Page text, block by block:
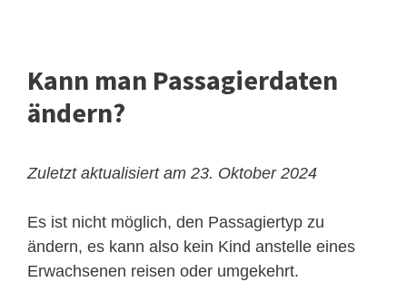
Kann man Passagierdaten
ändern?
Zuletzt aktualisiert am 23. Oktober 2024
Es ist nicht möglich, den Passagiertyp zu
ändern, es kann also kein Kind anstelle eines
Erwachsenen reisen oder umgekehrt.